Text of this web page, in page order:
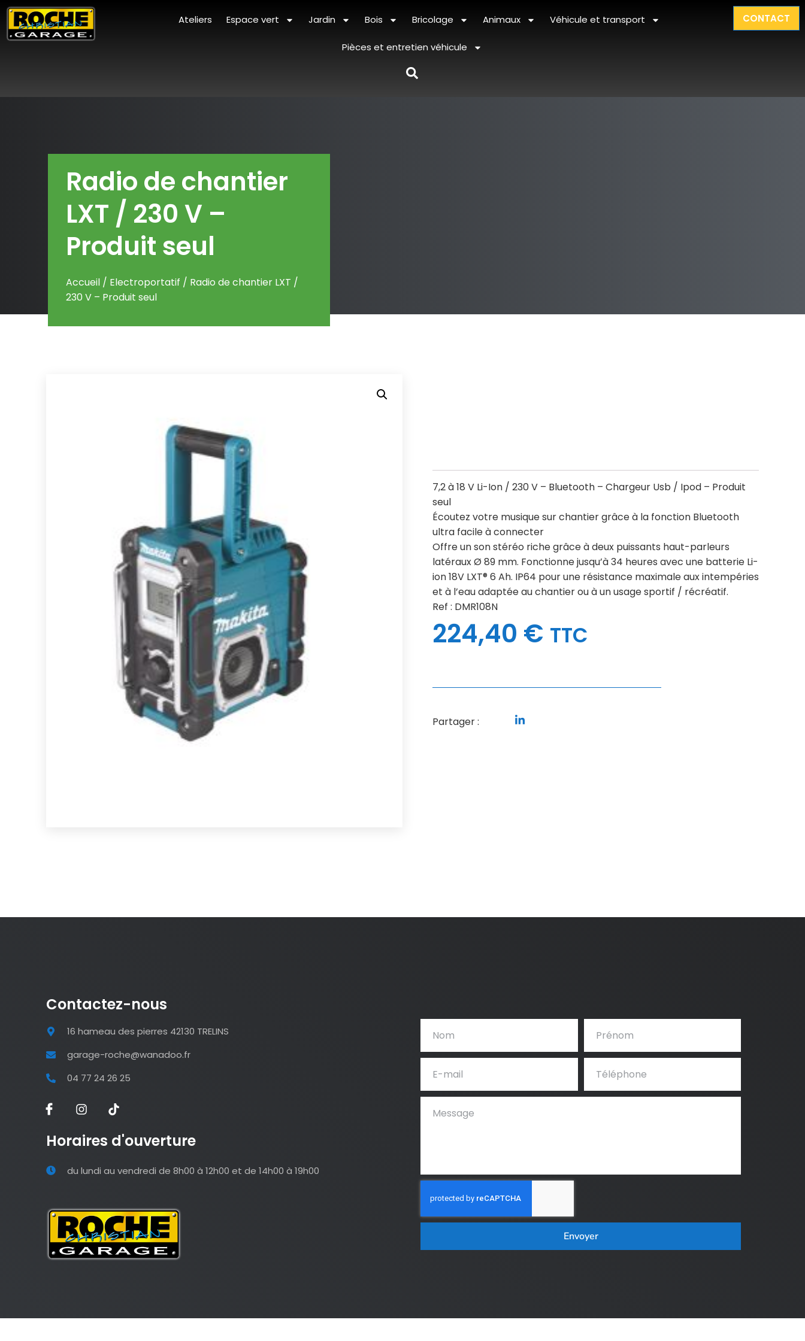
Ateliers Espace vert Jardin Bois Bricolage Animaux Véhicule et transport
Pièces et entretien véhicule
CONTACT
Radio de chantier
LXT / 230 V –
Produit seul
Accueil / Electroportatif / Radio de chantier LXT /
230 V – Produit seul
7,2 à 18 V Li-Ion / 230 V – Bluetooth – Chargeur Usb / Ipod – Produit
seul
Écoutez votre musique sur chantier grâce à la fonction Bluetooth
ultra facile à connecter
Offre un son stéréo riche grâce à deux puissants haut-parleurs
latéraux Ø 89 mm. Fonctionne jusqu’à 34 heures avec une batterie Li-
ion 18V LXT® 6 Ah. IP64 pour une résistance maximale aux intempéries
et à l’eau adaptée au chantier ou à un usage sportif / récréatif.
Ref : DMR108N
224,40 € TTC
Partager :
Contactez-nous
16 hameau des pierres 42130 TRELINS
garage-roche@wanadoo.fr
04 77 24 26 25
Horaires d'ouverture
du lundi au vendredi de 8h00 à 12h00 et de 14h00 à 19h00
Envoyer